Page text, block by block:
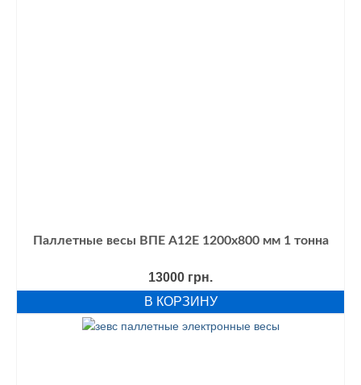
Паллетные весы ВПЕ А12E 1200х800 мм 1 тонна
13000 грн.
В КОРЗИНУ